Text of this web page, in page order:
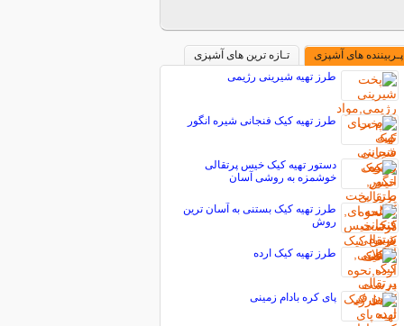
پـربیننده های آشپزی
تـازه ترین های آشپزی
طرز تهیه شیرینی رژیمی
طرز تهیه کیک فنجانی شیره انگور
دستور تهیه کیک خیس پرتقالی
خوشمزه به روشی آسان
طرز تهیه کیک بستنی به آسان ترین
روش
طرز تهیه کیک ارده
پای کره بادام زمینی